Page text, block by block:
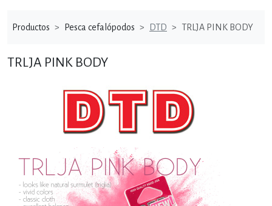
Productos Pesca cefalópodos DTD TRLJA PINK BODY
TRLJA PINK BODY